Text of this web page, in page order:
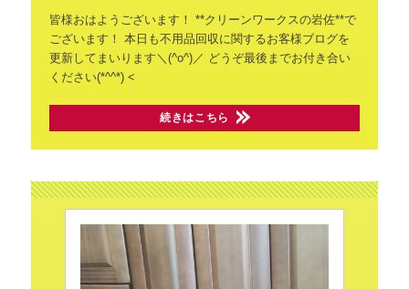
皆様おはようございます！ **クリーンワークスの岩佐**で
ございます！ 本日も不用品回収に関するお客様ブログを
更新してまいります＼(^o^)／ どうぞ最後までお付き合い
ください(*^^*)<
続きはこちら